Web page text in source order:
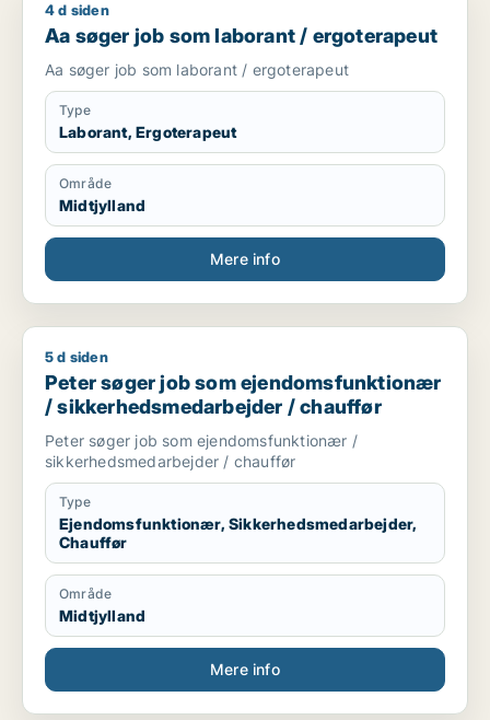
Aa søger job som laborant / ergoterapeut
4 d siden
Aa søger job som laborant / ergoterapeut
Aa søger job som laborant / ergoterapeut
Type
Laborant, Ergoterapeut
Område
Midtjylland
Mere info
Peter søger job som ejendomsfunktionær /
5 d siden
Peter søger job som ejendomsfunktionær
/ sikkerhedsmedarbejder / chauffør
Peter søger job som ejendomsfunktionær /
sikkerhedsmedarbejder / chauffør
Type
Ejendomsfunktionær, Sikkerhedsmedarbejder,
Chauffør
Område
Midtjylland
Mere info